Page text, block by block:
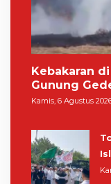
Kebakaran
Gunung
Warga Masih
Kamis, 6 Agustus